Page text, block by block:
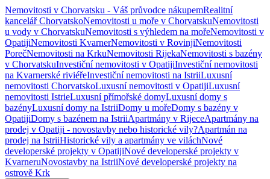
Nemovitosti v Chorvatsku - Váš průvodce nákupemRealitní
kancelář ChorvatskoNemovitosti u moře v ChorvatskuNemovitosti
u vody v ChorvatskuNemovitosti s výhledem na mořeNemovitosti v
OpatijiNemovitosti KvarnerNemovitosti v RovinjiNemovitosti
PorečNemovitosti na KrkuNemovitosti RijekaNemovitosti s bazény
v ChorvatskuInvestiční nemovitosti v OpatijiInvestiční nemovitosti
na Kvarnerské riviéřeInvestiční nemovitosti na IstriiLuxusní
nemovitosti ChorvatskoLuxusní nemovitosti v OpatijiLuxusní
nemovitosti IstrieLuxusní přímořské domyLuxusní domy s
bazényLuxusní domy na IstriiDomy u mořeDomy s bazény v
OpatijiDomy s bazénem na IstriiApartmány v RijeceApartmány na
prodej v Opatiji - novostavby nebo historické vily?Apartmán na
prodej na IstriiHistorické vily a apartmány ve viláchNové
developerské projekty v OpatijiNové developerské projekty v
KvarneruNovostavby na IstriiNové developerské projekty na
ostrově Krk